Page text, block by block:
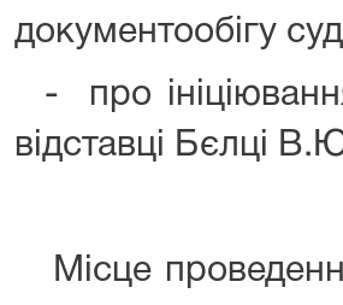
документообігу
- про
відставці Бєлці
Місце